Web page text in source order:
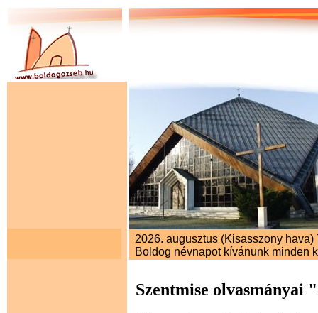
2026. augusztus (Kisasszony hava)
Boldog névnapot kívánunk minden
Szentmise olvasmányai